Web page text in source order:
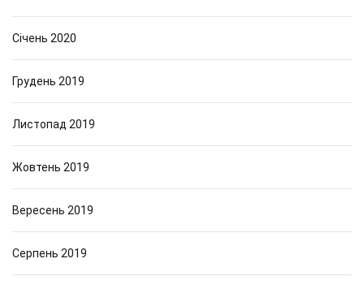
Січень 2020
Грудень 2019
Листопад 2019
Жовтень 2019
Вересень 2019
Серпень 2019